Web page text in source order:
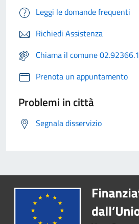
Leggi le domande frequenti
Richiedi Assistenza
Chiama il comune 02.92366.1
Prenota un appuntamento
Problemi in città
Segnala disservizio